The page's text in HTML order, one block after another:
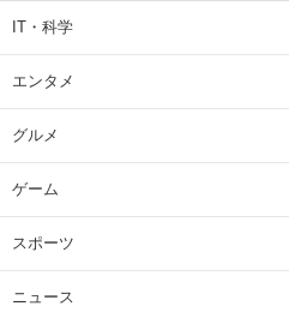
IT・科学
エンタメ
グルメ
ゲーム
スポーツ
ニュース